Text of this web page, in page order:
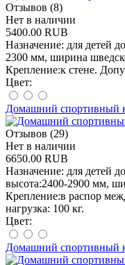
Отзывов (8)
Нет в наличии
5400.00 RUB
Назначение: для детей
2300 мм, ширина
Крепление:к стене.
Цвет:
Домашний спортивный
Отзывов (29)
Нет в наличии
6650.00 RUB
Назначение: для детей
высота:2400-2900 мм,
Крепление:в распор
нагрузка: 100 кг.
Цвет:
Домашний спортивный